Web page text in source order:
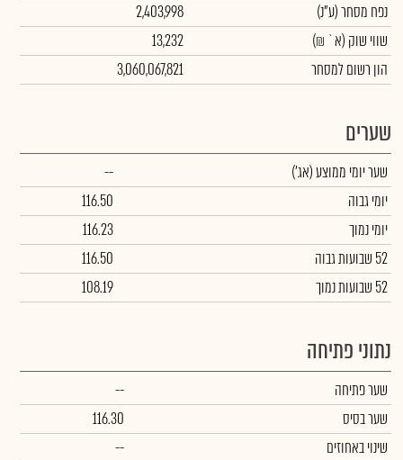
נפח מסחר(ע"נ)
2,403,998
שווי שוק (א` ₪)
13,232
הון רשום למסחר
3,060,067,821
שערים
שער יומי ממוצע(אג')
--
יומי גבוה
116.50
יומי נמוך
116.23
52 שבועות גבוה
116.50
52 שבועות נמוך
108.19
נתוני פתיחה
שער פתיחה
--
שער בסיס
116.30
שינוי באחוזים
--